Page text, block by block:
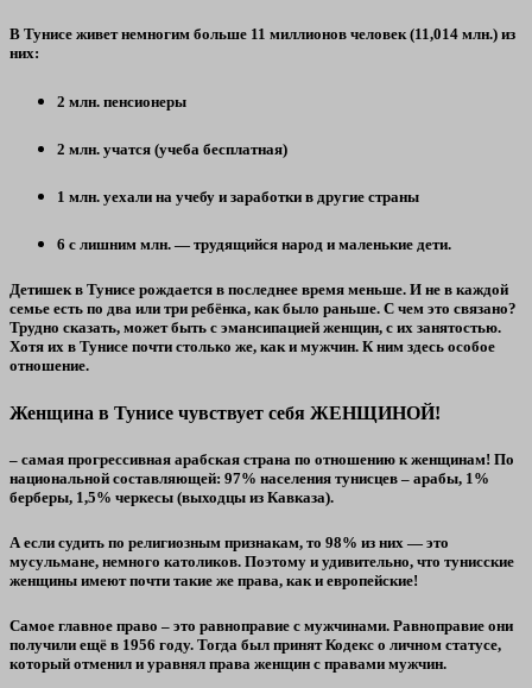
В Тунисе живет немногим больше 11 миллионов человек (11,014 млн.) из
них:
2 млн. пенсионеры
2 млн. учатся (учеба бесплатная)
1 млн. уехали на учебу и заработки в другие страны
6 с лишним млн. — трудящийся народ и маленькие дети.
Детишек в Тунисе рождается в последнее время меньше. И не в каждой
семье есть по два или три ребёнка, как было раньше. С чем это связано?
Трудно сказать, может быть с эмансипацией женщин, с их занятостью.
Хотя их в Тунисе почти столько же, как и мужчин. К ним здесь особое
отношение.
Женщина в Тунисе чувствует себя ЖЕНЩИНОЙ!
– самая прогрессивная арабская страна по отношению к женщинам! По
национальной составляющей: 97% населения тунисцев – арабы, 1%
берберы, 1,5% черкесы (выходцы из Кавказа).
А если судить по религиозным признакам, то 98% из них — это
мусульмане, немного католиков. Поэтому и удивительно, что тунисские
женщины имеют почти такие же права, как и европейские!
Самое главное право – это равноправие с мужчинами. Равноправие они
получили ещё в 1956 году. Тогда был принят Кодекс о личном статусе,
который отменил и уравнял права женщин с правами мужчин.